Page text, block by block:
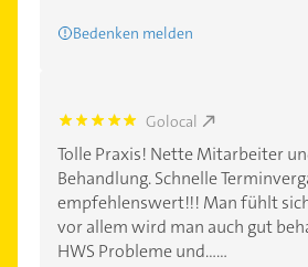
Bedenken melden
5.0 Golocal
Tolle Praxis! Nette Mitarbeiter
Behandlung. Schnelle
empfehlenswert!!! Man fühlt
vor allem wird man auch gut
HWS Probleme und......